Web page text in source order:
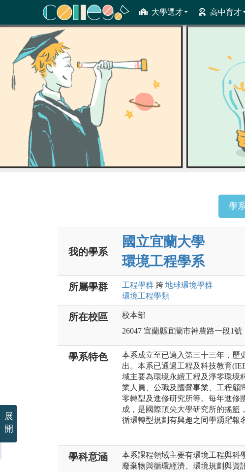
大學選才 高中育才
ColleGo! 大學選才與高中育才輔助系統
學
我的學系
國立宜蘭大學
環境工程學系
所屬學群 工程學群 跨 地球環境學群
環境工程學類
所在校區
校本部
26047 宜蘭縣宜蘭市神農路一段1號
學系特色
本系成立至已邁入第三十三年，歷
出。本系已通過工程及科技教育
域主要為環境永續工程及淨零環境
業人員、公職及國營事業、工程顧
零轉型及進修研究所等。每年進修
成，是國際頂尖大學研究所的搖籃
循環轉型規劃有興趣之同學踴躍報
學科意涵
本系課程領域主要有環境工程與科
廢棄物與循環經濟、環境規劃與資
展
開